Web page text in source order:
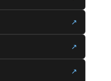
↗
↗
↗